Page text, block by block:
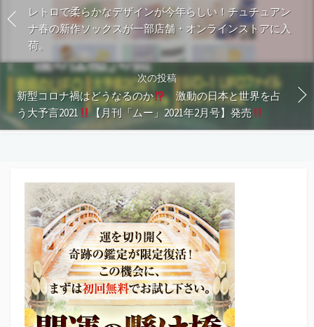
レトロで柔らかなデザインが今年らしい！チュチュアン
ナ春の新作ソックスが一部店舗・オンラインストアに入
荷。
次の投稿
新型コロナ禍はどうなるのか
激動の日本と世界を占
う大予言2021
【月刊「ムー」2021年2月号】発売